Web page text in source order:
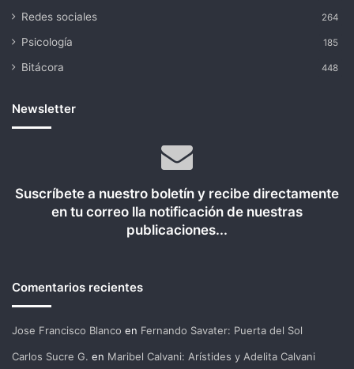
Redes sociales 264
Psicología 185
Bitácora 448
Newsletter
Suscríbete a nuestro boletín y recibe directamente
en tu correo lla notificación de nuestras
publicaciones...
Comentarios recientes
Jose Francisco Blanco en Fernando Savater: Puerta del Sol
Carlos Sucre G. en Maribel Calvani: Arístides y Adelita Calvani